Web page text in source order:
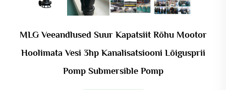
MLG Veeandlused Suur Kapatsiit Rõhu Mootor
Hoolimata Vesi 3hp Kanalisatsiooni Lõigusprii
Pomp Submersible Pomp